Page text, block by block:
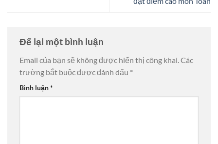
Để lại một bình luận
Email của bạn sẽ không được hiển thị công khai.Các
trường bắt buộc được đánh dấu *
Bình luận*